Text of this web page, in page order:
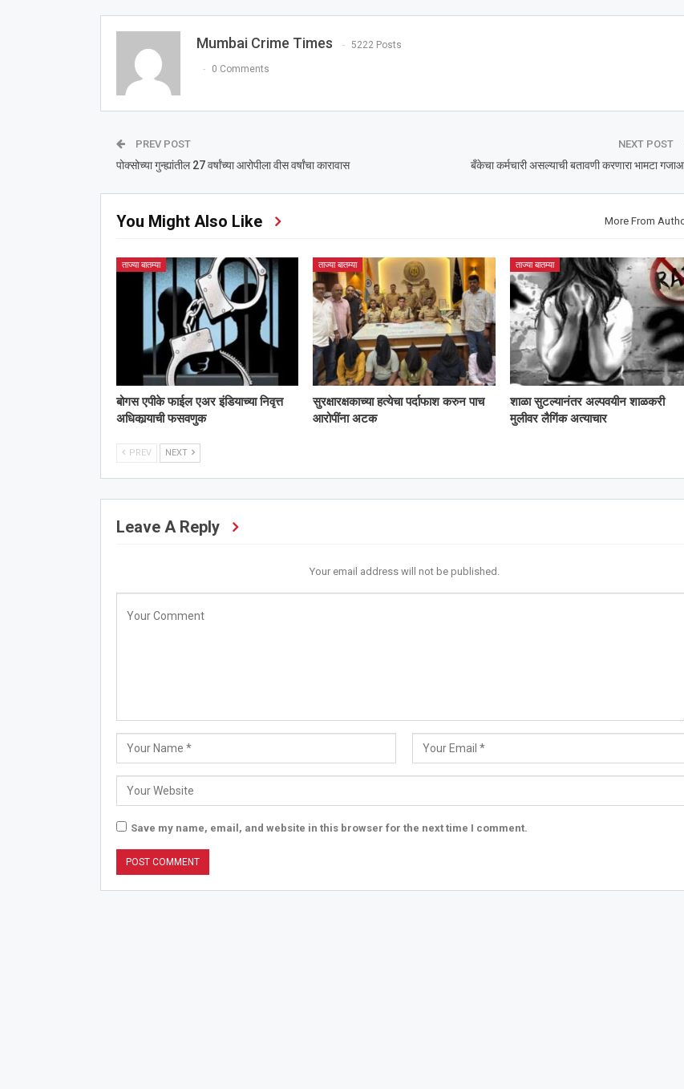
Mumbai Crime Times 5222 Posts
0 Comments
PREV POST
पोक्सोच्या गुन्ह्यांतील 27 वर्षांच्या आरोपीला वीस वर्षांचा कारावास
NEXT POST
बँकेचा कर्मचारी असल्याची बतावणी करणारा भामटा
You Might Also Like More From
ताज्या बातम्या
बोगस एपीके फाईल एअर इंडियाच्या निवृत्त
अधिकार्‍याची फसवणुक
ताज्या बातम्या
सुरक्षारक्षकाच्या हत्येचा पर्दाफाश करुन पाच
आरोपींना अटक
ताज्या बातम्या
शाळा सुटल्यानंतर अल्पवयीन शाळकरी
मुलीवर लैगिंक अत्याचार
PREV NEXT
Leave A Reply
Your email address will not be published.
Save my name, email, and website in this browser for the next time I comment.